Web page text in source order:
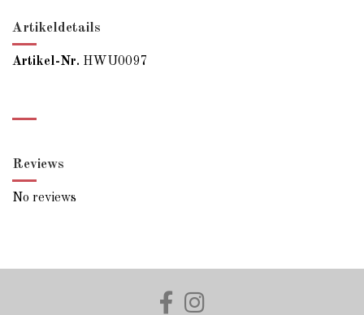
Artikeldetails
Artikel-Nr. HWU0097
Reviews
No reviews